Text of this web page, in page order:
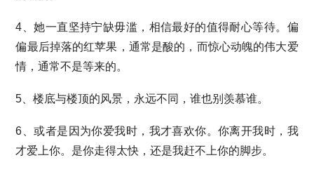
4、她一直坚持宁缺毋滥，相信最好的值得耐心等待。偏
偏最后掉落的红苹果，通常是酸的，而惊心动魄的伟大爱
情，通常不是等来的。
5、楼底与楼顶的风景，永远不同，谁也别羡慕谁。
6、或者是因为你爱我时，我才喜欢你。你离开我时，我
才爱上你。是你走得太快，还是我赶不上你的脚步。